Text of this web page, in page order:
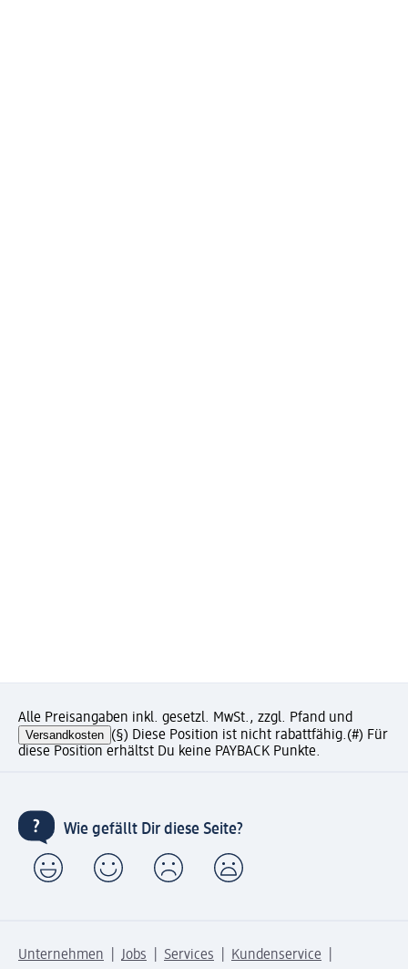
Alle Preisangaben inkl. gesetzl. MwSt., zzgl. Pfand und
Versandkosten (§) Diese Position ist nicht rabattfähig.(#) Für
diese Position erhältst Du keine PAYBACK Punkte.
Wie gefällt Dir diese Seite?
Unternehmen Jobs Services
Kundenservice